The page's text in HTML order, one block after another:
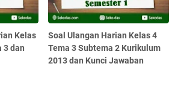
Kelas
3 dan
Soal Ulangan Harian Kelas 4
Tema 3 Subtema 2 Kurikulum
2013 dan Kunci Jawaban